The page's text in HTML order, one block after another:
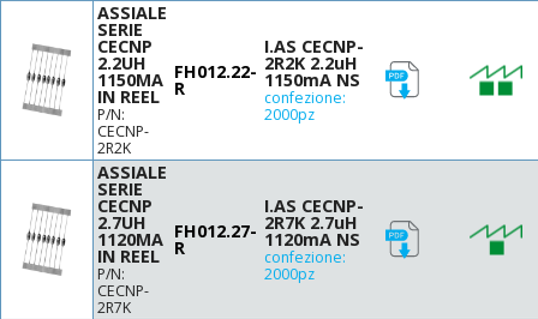
4700
6800
10000
22000
33000
39000
47000
2x3300
ASSIALE
SERIE
CECNP
2.2UH
1150MA
IN REEL
P/N:
CECNP-
2R2K
FH012.22-
R
I.AS CECNP-
2R2K 2.2uH
1150mA NS
confezione:
2000pz
ASSIALE
SERIE
CECNP
2.7UH
1120MA
IN REEL
P/N:
CECNP-
2R7K
FH012.27-
R
I.AS CECNP-
2R7K 2.7uH
1120mA NS
confezione:
2000pz